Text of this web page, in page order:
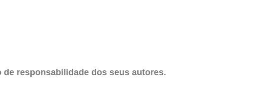
responsabilidade dos seus autores.